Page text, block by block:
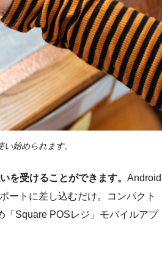
始められます。
を受けることができます。 Android
ートに差し込むだけ。コンパクト
「Square POSレジ」モバイルアプ